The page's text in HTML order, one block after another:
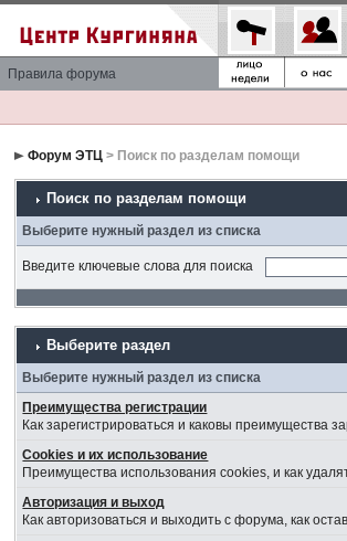
Правила форума
Форум ЭТЦ > Поиск по разделам помощи
Поиск по разделам помощи
Выберите нужный раздел из списка
Введите ключевые слова для поиска
Выберите раздел
Выберите нужный раздел из списка
Преимущества регистрации
Как зарегистрироваться и каковы преимущества
Cookies и их использование
Преимущества использования cookies, и как
Авторизация и выход
Как авторизоваться и выходить с форума, как